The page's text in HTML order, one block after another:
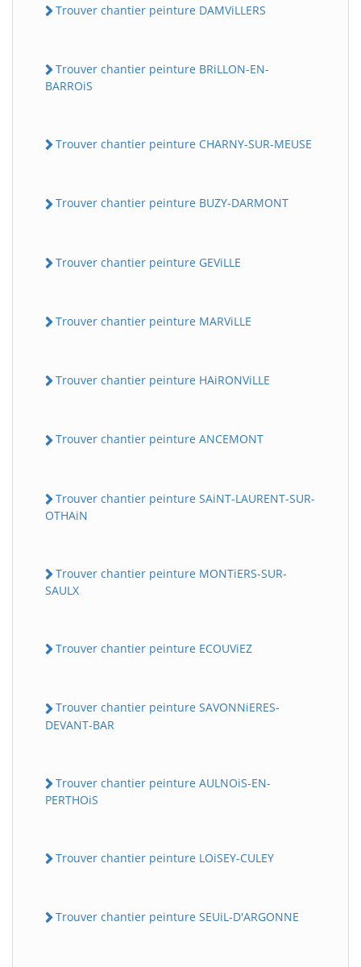
Trouver chantier peinture DAMViLLERS
Trouver chantier peinture BRiLLON-EN-
BARROiS
Trouver chantier peinture CHARNY-SUR-MEUSE
Trouver chantier peinture BUZY-DARMONT
Trouver chantier peinture GEViLLE
Trouver chantier peinture MARViLLE
Trouver chantier peinture HAiRONViLLE
Trouver chantier peinture ANCEMONT
Trouver chantier peinture SAiNT-LAURENT-SUR-
OTHAiN
Trouver chantier peinture MONTiERS-SUR-
SAULX
Trouver chantier peinture ECOUViEZ
Trouver chantier peinture SAVONNiERES-
DEVANT-BAR
Trouver chantier peinture AULNOiS-EN-
PERTHOiS
Trouver chantier peinture LOiSEY-CULEY
Trouver chantier peinture SEUiL-D'ARGONNE